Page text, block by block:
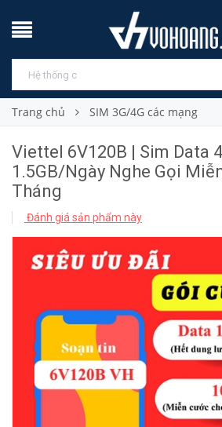
Trang chủ SIM 3G/4G các mạng
Viettel 6V120B | Sim Data
1.5GB/Ngày Nghe Gọi
Tháng
Đánh giá sản phẩm này